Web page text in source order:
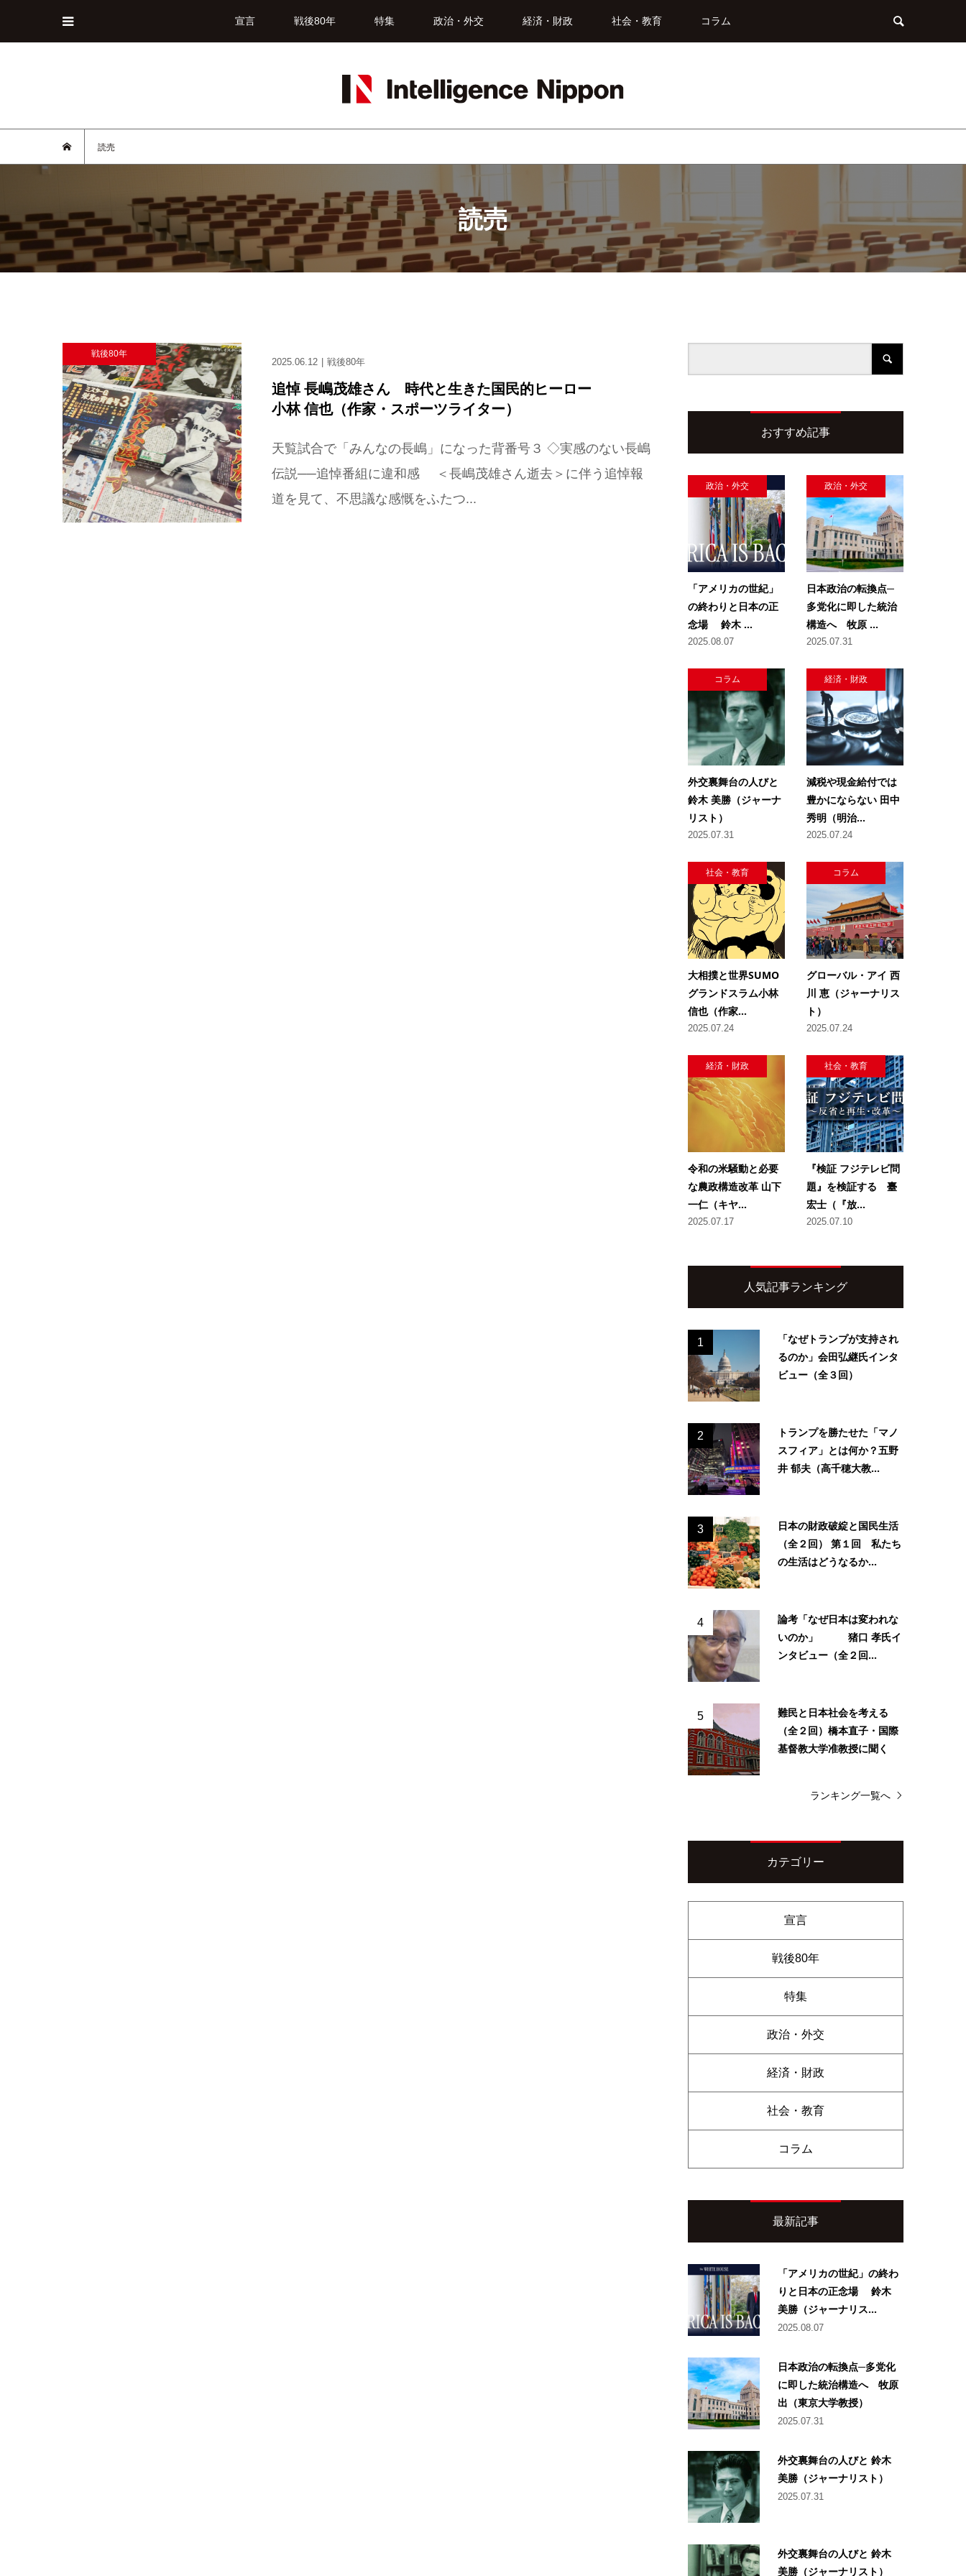
宣言 戦後80年 特集 政治・外交 経済・財政 社会・教育 コラム
読売
読売
戦後80年
2025.06.12 戦後80年
追悼 長嶋茂雄さん 時代と生きた国民的ヒーロー
小林 信也（作家・スポーツライター）
天覧試合で「みんなの長嶋」になった背番号３ ◇実感のない長嶋
伝説──追悼番組に違和感 ＜長嶋茂雄さん逝去＞に伴う追悼報
道を見て、不思議な感慨をふたつ...
おすすめ記事
政治・外交
「アメリカの世紀」
の終わりと日本の正
念場 鈴木 ...
2025.08.07
政治・外交
日本政治の転換点─
多党化に即した統治
構造へ 牧原 ...
2025.07.31
コラム
外交裏舞台の人びと
鈴木 美勝（ジャーナ
リスト）
2025.07.31
経済・財政
減税や現金給付では
豊かにならない 田中
秀明（明治...
2025.07.24
社会・教育
大相撲と世界SUMO
グランドスラム小林
信也（作家...
2025.07.24
コラム
グローバル・アイ 西
川 恵（ジャーナリス
ト）
2025.07.24
経済・財政
令和の米騒動と必要
な農政構造改革 山下
一仁（キヤ...
2025.07.17
社会・教育
『検証 フジテレビ問
題』を検証する 臺
宏士（『放...
2025.07.10
人気記事ランキング
1
「なぜトランプが支持され
るのか」会田弘継氏インタ
ビュー（全３回）
2
トランプを勝たせた「マノ
スフィア」とは何か？五野
井 郁夫（高千穂大教...
3
日本の財政破綻と国民生活
（全２回） 第１回 私たち
の生活はどうなるか...
4
論考「なぜ日本は変われな
いのか」 猪口 孝氏イ
ンタビュー（全２回...
5
難民と日本社会を考える
（全２回）橋本直子・国際
基督教大学准教授に聞く
ランキング一覧へ
カテゴリー
宣言
戦後80年
特集
政治・外交
経済・財政
社会・教育
コラム
最新記事
「アメリカの世紀」の終わ
りと日本の正念場 鈴木
美勝（ジャーナリス...
2025.08.07
日本政治の転換点─多党化
に即した統治構造へ 牧原
出（東京大学教授）
2025.07.31
外交裏舞台の人びと 鈴木
美勝（ジャーナリスト）
2025.07.31
外交裏舞台の人びと 鈴木
美勝（ジャーナリスト）